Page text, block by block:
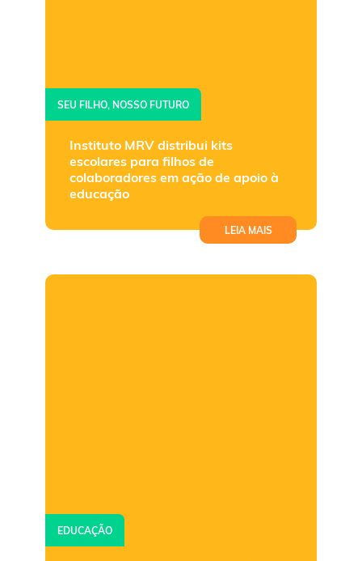
SEU FILHO, NOSSO FUTURO
Instituto MRV distribui kits
escolares para filhos de
colaboradores em ação de apoio à
educação
LEIA MAIS
EDUCAÇÃO